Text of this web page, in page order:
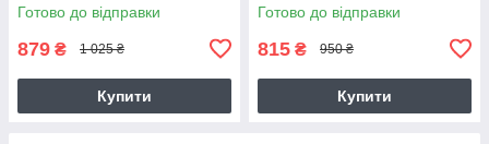
Готово до відправки
879 ₴ 1 025 ₴
Купити
Готово до відправки
815 ₴ 950 ₴
Купити